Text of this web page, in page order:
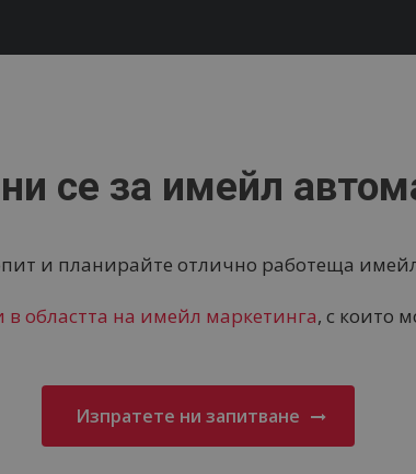
се за имейл
и планирайте отлично работеща
в областта на имейл маркетинга, с които
Изпратете ни запитване